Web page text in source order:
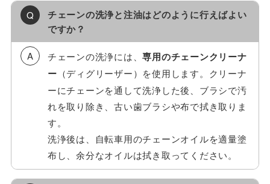
チェーンの洗浄と注油はどのように行えばよい
ですか？
チェーンの洗浄には、専用のチェーンクリーナ
ー （ディグリーザー）を使用します。クリーナ
ーにチェーンを通して洗浄した後、ブラシで汚
れを取り除き、古い歯ブラシや布で拭き取りま
す。
洗浄後は、自転車用のチェーンオイルを適量塗
布し、余分なオイルは拭き取ってください。